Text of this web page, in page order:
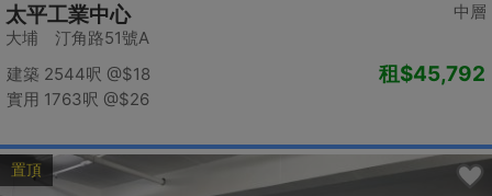
中層
太平工業中心
大埔 汀角路51號A
建築 2544呎 @$18
實用 1763呎 @$26
租$45,792
置頂